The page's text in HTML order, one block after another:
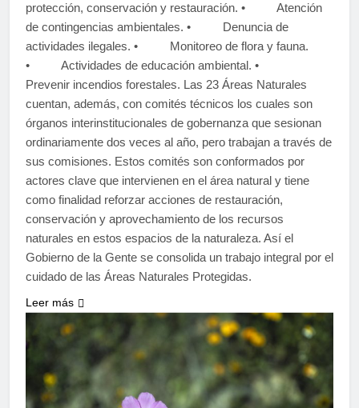
protección, conservación y restauración. • Atención
de contingencias ambientales. • Denuncia de
actividades ilegales. • Monitoreo de flora y fauna.
• Actividades de educación ambiental. •
Prevenir incendios forestales. Las 23 Áreas Naturales
cuentan, además, con comités técnicos los cuales son
órganos interinstitucionales de gobernanza que sesionan
ordinariamente dos veces al año, pero trabajan a través de
sus comisiones. Estos comités son conformados por
actores clave que intervienen en el área natural y tiene
como finalidad reforzar acciones de restauración,
conservación y aprovechamiento de los recursos
naturales en estos espacios de la naturaleza. Así el
Gobierno de la Gente se consolida un trabajo integral por el
cuidado de las Áreas Naturales Protegidas.
Leer más